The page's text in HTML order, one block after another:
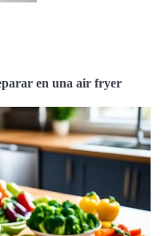
en una air fryer